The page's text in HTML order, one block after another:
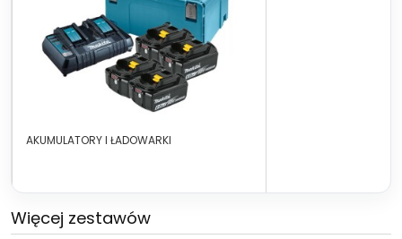
AKUMULATORY I ŁADOWARKI
Więcej zestawów